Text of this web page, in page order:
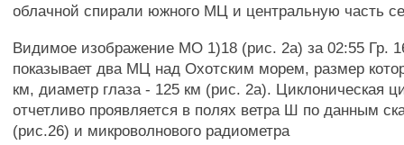
облачной спирали южного МЦ и центральную часть
Видимое изображение МО 1)18 (рис. 2а) за 02:55 Гр.
показывает два МЦ над Охотским морем, размер
км, диаметр глаза - 125 км (рис. 2а). Циклоническая
отчетливо проявляется в полях ветра Ш по данным
(рис.26) и микроволнового радиометра